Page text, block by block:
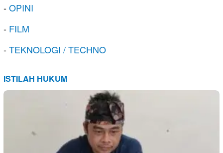
-OPINI
- FILM
-TEKNOLOGI / TECHNO
ISTILAH HUKUM